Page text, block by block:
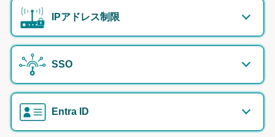
IPアドレス制限
SSO
Entra ID